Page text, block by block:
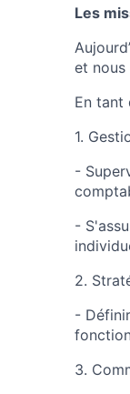
Les
et nous
En tant
1.
-
-
2.
-
3.